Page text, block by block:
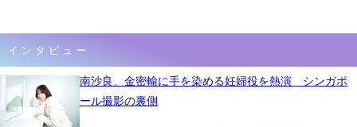
インタビュー
南沙良、金密輸に手を染める妊婦役を熱演 シンガポ
ール撮影の裏側